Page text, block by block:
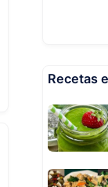
Recetas